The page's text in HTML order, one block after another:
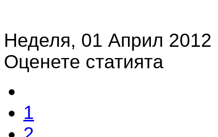
Неделя, 01 Април 2012
Оценете статията
1